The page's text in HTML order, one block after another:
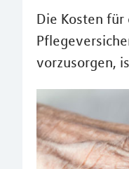
Die Kosten
vorzusorgen,